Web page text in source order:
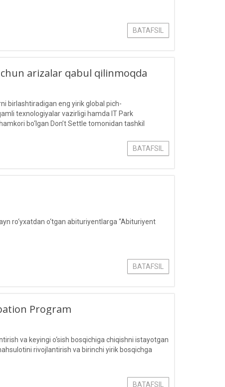
BATAFSIL
arizalar qabul qilinmoqda
birlashtiradigan eng yirik global pich-
texnologiyalar vazirligi hamda IT Park
bo‘lgan Don’t Settle tomonidan tashkil
BATAFSIL
ro‘yxatdan o‘tgan abituriyentlarga “Abituriyent
BATAFSIL
Program
va keyingi o‘sish bosqichiga chiqishni istayotgan
rivojlantirish va birinchi yirik bosqichga
BATAFSIL